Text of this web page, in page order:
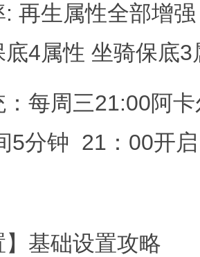
再生属性全部增
4属性 坐骑保底
：每周三21:00阿
5分钟 21：00开
基础设置攻略